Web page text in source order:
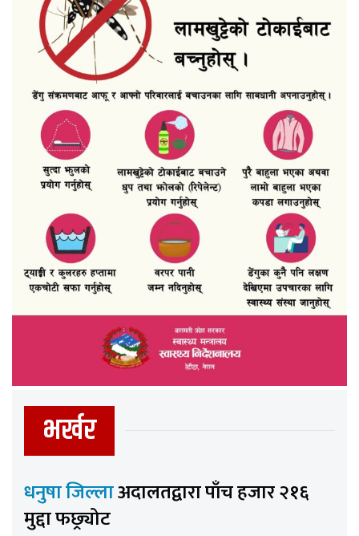
भर्खर
धनुषा जिल्लाअदालतद्वारा पाँच हजार २१६
मुद्दा फछ्र्योट